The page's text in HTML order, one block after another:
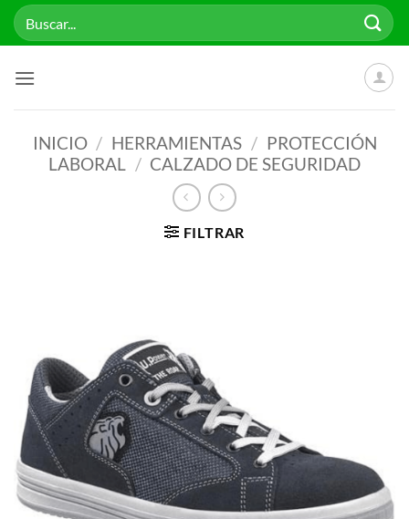
Saltar
Buscar
por:
INICIO / HERRAMIENTAS / PROTECCIÓN
LABORAL / CALZADO DE SEGURIDAD
FILTRAR